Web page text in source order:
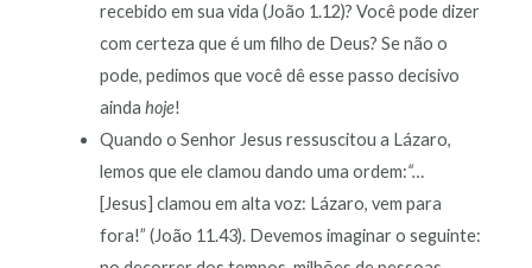
recebido em sua vida (João 1.12)? Você pode dizer
com certeza que é um filho de Deus? Se não o
pode, pedimos que você dê esse passo decisivo
ainda hoje!
Quando o Senhor Jesus ressuscitou a Lázaro,
lemos que ele clamou dando uma ordem:“…
[Jesus] clamou em alta voz: Lázaro, vem para
fora!” (João 11.43). Devemos imaginar o seguinte: